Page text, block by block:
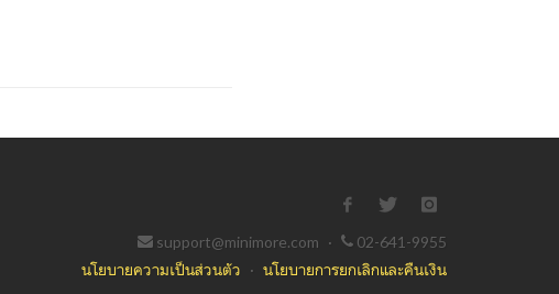
support@minimore.com ·
02-641-9955
นโยบายความเป็นส่วนตัว · นโยบายการยกเลิกและคืนเงิน